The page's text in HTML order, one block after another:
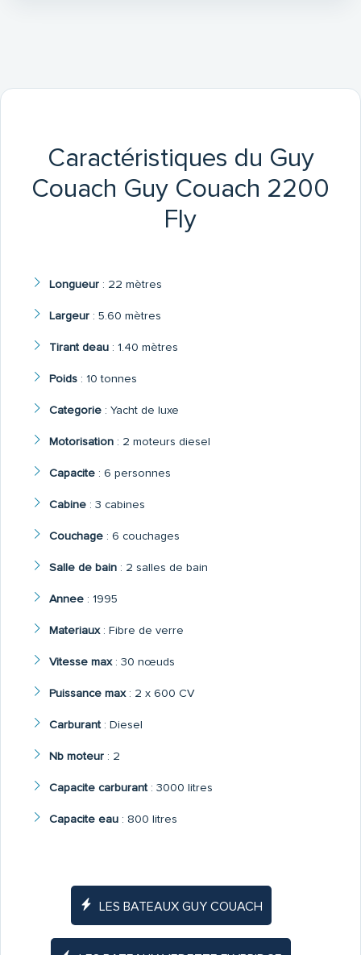
Caractéristiques du Guy
Couach Guy Couach 2200
Fly
Longueur: 22 mètres
Largeur: 5.60 mètres
Tirant deau: 1.40 mètres
Poids: 10 tonnes
Categorie: Yacht de luxe
Motorisation: 2 moteurs diesel
Capacite: 6 personnes
Cabine: 3 cabines
Couchage: 6 couchages
Salle de bain: 2 salles de bain
Annee: 1995
Materiaux: Fibre de verre
Vitesse max: 30 nœuds
Puissance max: 2 x 600 CV
Carburant: Diesel
Nb moteur: 2
Capacite carburant: 3000 litres
Capacite eau: 800 litres
LES BATEAUX GUY COUACH